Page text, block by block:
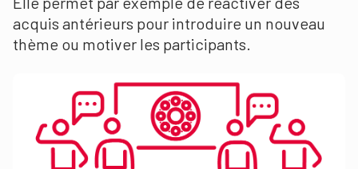
acquis antérieurs pour introduire un nouveau
thème ou motiver les participants.